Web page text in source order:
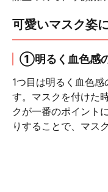
可愛いマスク姿
①明るく血色感
1つ目は明るく血色
す。マスクを付けた
クが一番のポイント
りすることで、マス